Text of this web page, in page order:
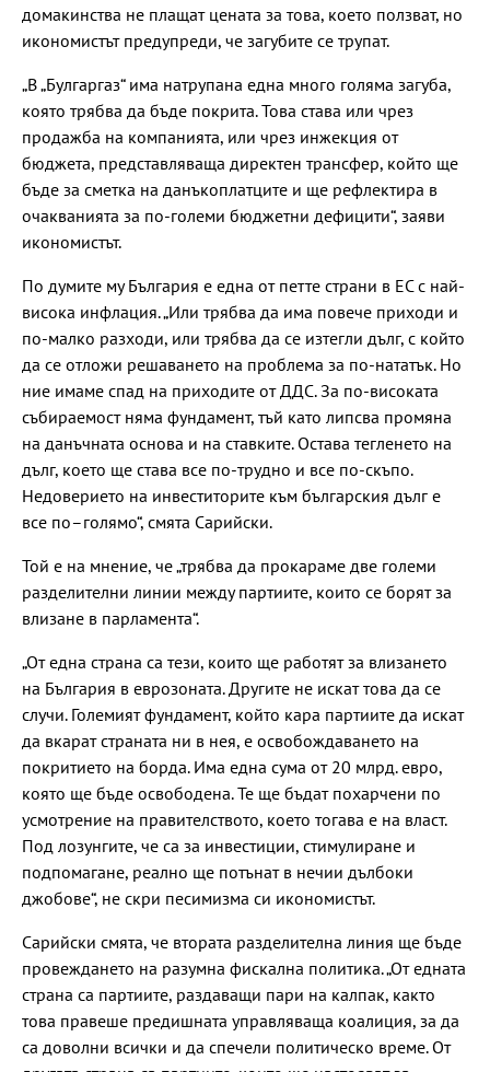
домакинства не плащат цената за това, което ползват, но
икономистът предупреди, че загубите се трупат.
„В „Булгаргаз“ има натрупана една много голяма загуба,
която трябва да бъде покрита. Това става или чрез
продажба на компанията, или чрез инжекция от
бюджета, представляваща директен трансфер, който ще
бъде за сметка на данъкоплатците и ще рефлектира в
очакванията за по-големи бюджетни дефицити“, заяви
икономистът.
По думите му България е една от петте страни в ЕС с най-
висока инфлация. „Или трябва да има повече приходи и
по-малко разходи, или трябва да се изтегли дълг, с който
да се отложи решаването на проблема за по-нататък. Но
ние имаме спад на приходите от ДДС. За по-високата
събираемост няма фундамент, тъй като липсва промяна
на данъчната основа и на ставките. Остава тегленето на
дълг, което ще става все по-трудно и все по-скъпо.
Недоверието на инвеститорите към българския дълг е
все по–голямо“, смята Сарийски.
Той е на мнение, че „трябва да прокараме две големи
разделителни линии между партиите, които се борят за
влизане в парламента“.
„От една страна са тези, които ще работят за влизането
на България в еврозоната. Другите не искат това да се
случи. Големият фундамент, който кара партиите да искат
да вкарат страната ни в нея, е освобождаването на
покритието на борда. Има една сума от 20 млрд. евро,
която ще бъде освободена. Те ще бъдат похарчени по
усмотрение на правителството, което тогава е на власт.
Под лозунгите, че са за инвестиции, стимулиране и
подпомагане, реално ще потънат в нечии дълбоки
джобове“, не скри песимизма си икономистът.
Сарийски смята, че втората разделителна линия ще бъде
провеждането на разумна фискална политика. „От едната
страна са партиите, раздаващи пари на калпак, както
това правеше предишната управляваща коалиция, за да
са доволни всички и да спечели политическо време. От